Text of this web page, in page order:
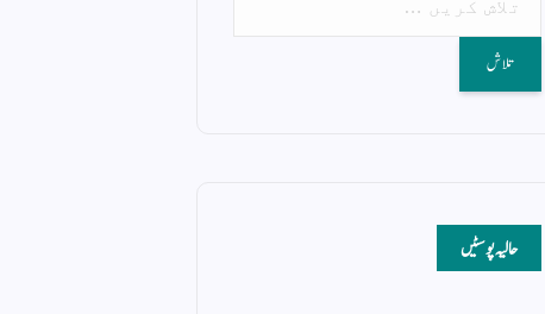
حالیہ پوسٹیں